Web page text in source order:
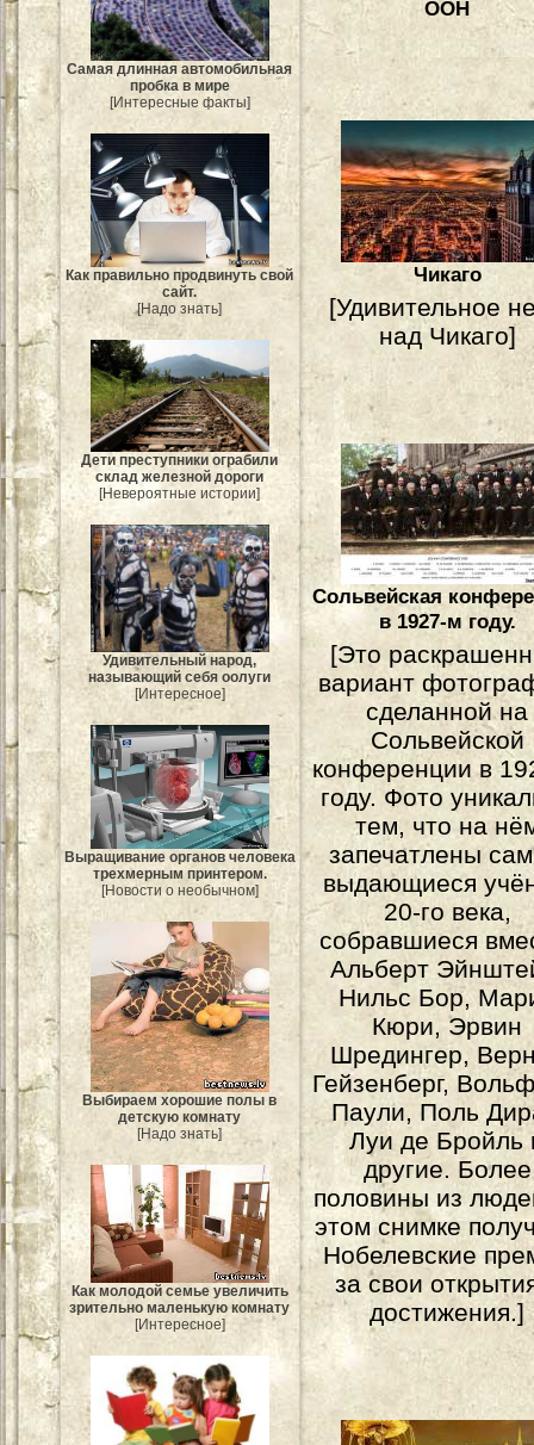
Самая длинная автомобильная
пробка в мире
[Интересные факты]
Как правильно продвинуть свой
сайт.
[Надо знать]
Дети преступники ограбили
склад железной дороги
[Невероятные истории]
Удивительный народ,
называющий себя оолуги
[Интересное]
Выращивание органов человека
трехмерным принтером.
[Новости о необычном]
Выбираем хорошие полы в
детскую комнату
[Надо знать]
Как молодой семье увеличить
зрительно маленькую комнату
[Интересное]
ООН
Чикаго
[Удивительное
над Чикаго]
Сольвейская
в 1927-м году.
[Это
вариант
сделанной на
Сольвейской
конференции в
году. Фото
тем, что на
запечатлены
выдающиеся
20-го века,
собравшиеся
Альберт
Нильс Бор,
Кюри, Эрвин
Шредингер,
Гейзенберг,
Паули, Поль
Луи де Бройль
другие. Более
половины из
этом снимке
Нобелевские
за свои
достижения.]